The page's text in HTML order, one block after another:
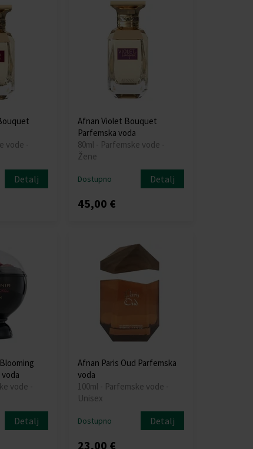
vode -
Detalj
Afnan Violet Bouquet
Parfemska voda
80ml - Parfemske vode -
Žene
Dostupno Detalj
45,00 €
vode -
Detalj
Afnan Paris Oud Parfemska
voda
100ml - Parfemske vode -
Unisex
Dostupno Detalj
23,00 €